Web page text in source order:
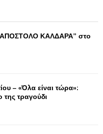
A
ΚΑΛΔΑΡΑ” στο
– «Όλα είναι τώρα»:
της τραγούδι